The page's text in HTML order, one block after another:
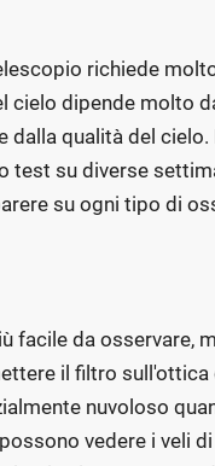
richiede
cielo dipende molto
dalla qualità del cielo.
test su diverse
su ogni tipo di
facile da osservare,
il filtro sull'ottica
nuvoloso
vedere i veli